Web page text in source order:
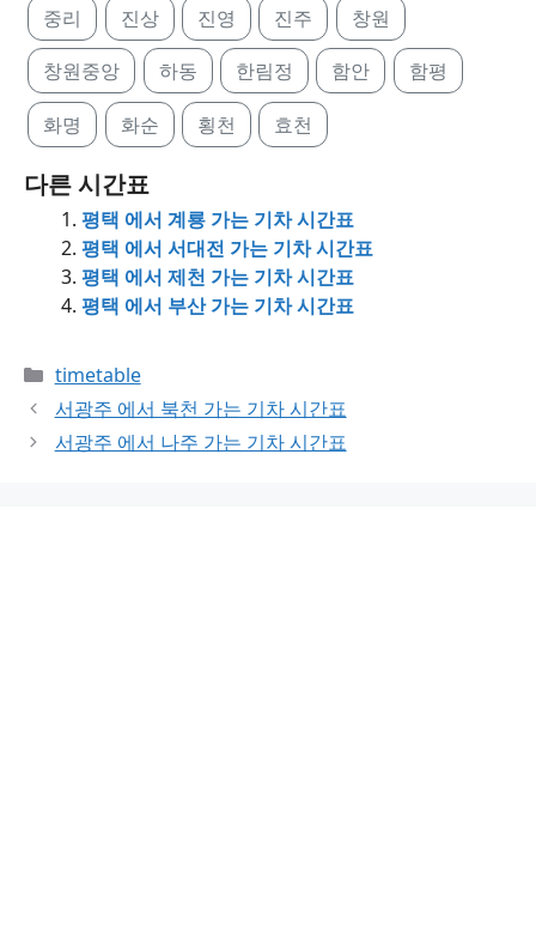
중리 진상 진영 진주 창원
창원중앙 하동 한림정 함안 함평
화명 화순 횡천 효천
다른 시간표
평택 에서 계룡 가는 기차 시간표
평택 에서 서대전 가는 기차 시간표
평택 에서 제천 가는 기차 시간표
평택 에서 부산 가는 기차 시간표
Categories
timetable
서광주 에서 북천 가는 기차 시간표
서광주 에서 나주 가는 기차 시간표